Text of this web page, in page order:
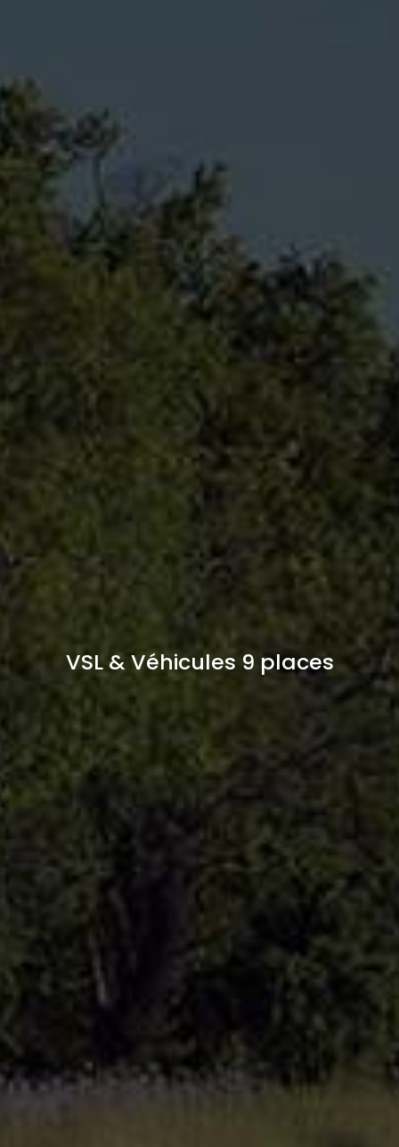
VSL & Véhicules 9 places